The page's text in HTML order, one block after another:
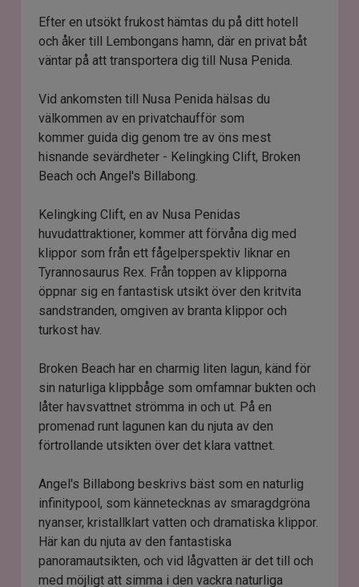
Efter en utsökt frukost hämtas du på ditt hotell
och åker till Lembongans hamn, där en privat båt
väntar på att transportera dig till Nusa Penida.
Vid ankomsten till Nusa Penida hälsas du
välkommen av en privatchaufför som
kommer guida dig genom tre av öns mest
hisnande sevärdheter - Kelingking Clift, Broken
Beach och Angel's Billabong.
Kelingking Clift, en av Nusa Penidas
huvudattraktioner, kommer att förvåna dig med
klippor som från ett fågelperspektiv liknar en
Tyrannosaurus Rex. Från toppen av klipporna
öppnar sig en fantastisk utsikt över den kritvita
sandstranden, omgiven av branta klippor och
turkost hav.
Broken Beach har en charmig liten lagun, känd för
sin naturliga klippbåge som omfamnar bukten och
låter havsvattnet strömma in och ut. På en
promenad runt lagunen kan du njuta av den
förtrollande utsikten över det klara vattnet.
Angel's Billabong beskrivs bäst som en naturlig
infinitypool, som kännetecknas av smaragdgröna
nyanser, kristallklart vatten och dramatiska klippor.
Här kan du njuta av den fantastiska
panoramautsikten, och vid lågvatten är det till och
med möjligt att simma i den vackra naturliga